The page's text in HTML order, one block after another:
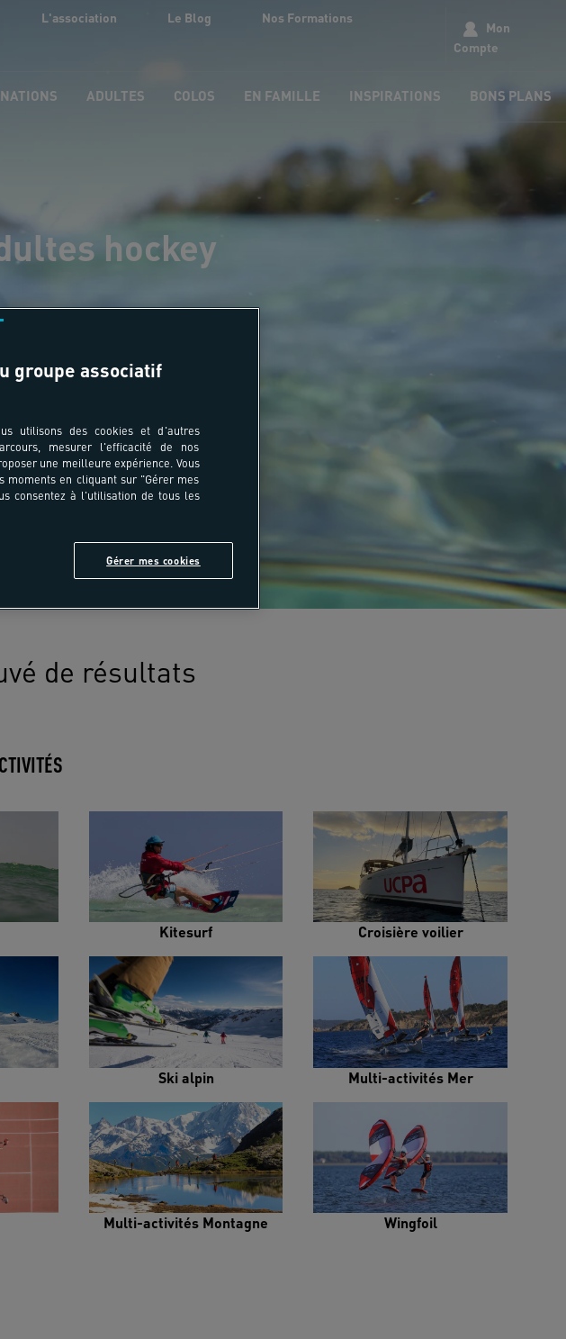
L'association Le Blog Nos Formations
Mon
Compte
ADULTES COLOS EN FAMILLE INSPIRATIONS BONS PLANS
hockey
de résultats
Kitesurf Croisière voilier
Ski alpin Multi-activités Mer
Multi-activités Montagne Wingfoil
groupe associatif
utilisons des cookies et d'autres
mesurer l'efficacité de nos
une meilleure expérience. Vous
moments en cliquant sur "Gérer mes
consentez à l'utilisation de tous les
Gérer mes cookies